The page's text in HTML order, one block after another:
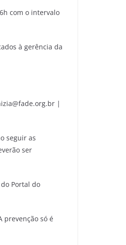
com o intervalo
à gerência da
|
seguir as
ser
Portal do
prevenção só é